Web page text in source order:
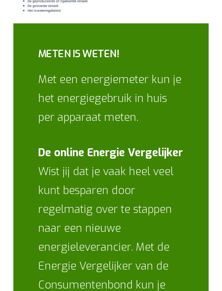
METEN IS WETEN!
Met een energiemeter kun je
het energiegebruik in huis
per apparaat meten.
De online Energie Vergelijker
Wist jij dat je vaak heel veel
kunt besparen door
regelmatig over te stappen
naar een nieuwe
energieleverancier. Met de
Energie Vergelijker van de
Consumentenbond kun je